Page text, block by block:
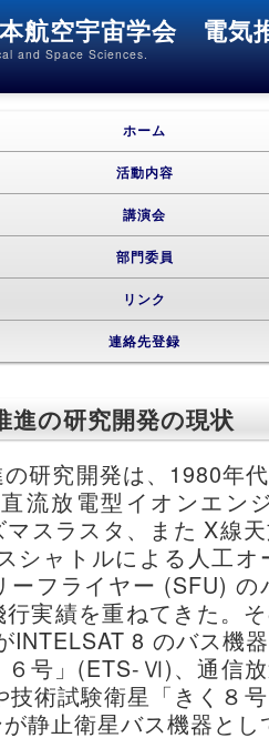
航空宇宙学会 電気
and Space Sciences.
ホーム
活動内容
講演会
部門委員
リンク
連絡先登録
進の研究開発の現状
研究開発は、1980年
流放電型イオンエン
スラスタ、また X線
シャトルによる人工オ
ーフライヤー (SFU) の
実績を重ねてきた。
INTELSAT 8 のバス機
６号」(ETS-Ⅵ)、通信
技術試験衛星「きく８
静止衛星バス機器と